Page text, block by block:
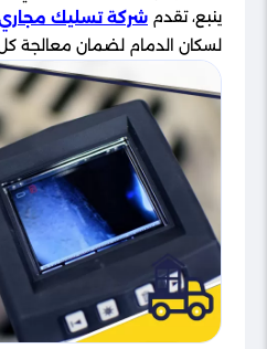
ينبع، تقدم شركة تسليك مجاري
لسكان الدمام لضمان معالجة